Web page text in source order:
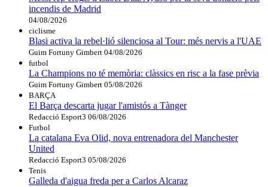
incendis de Madrid
04/08/2026
ciclisme
Blasi activa la rebel·lió silenciosa al Tour: més nervis a l'UAE
Guim Fortuny Gimbert 04/08/2026
futbol
La Champions no té memòria: clàssics en risc a la fase prèvia
Guim Fortuny Gimbert 05/08/2026
BARÇA
El Barça descarta jugar l'amistós a Tànger
Redacció Esport3 06/08/2026
Futbol
La catalana Eva Olid, nova entrenadora del Manchester
United
Redacció Esport3 05/08/2026
Tenis
Galleda d'aigua freda per a Carlos Alcaraz